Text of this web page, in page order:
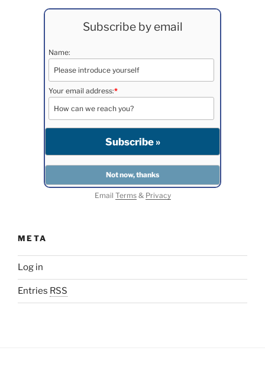
Subscribe by email
Name:
Your email address:*
Email Terms& Privacy
META
Log in
Entries RSS